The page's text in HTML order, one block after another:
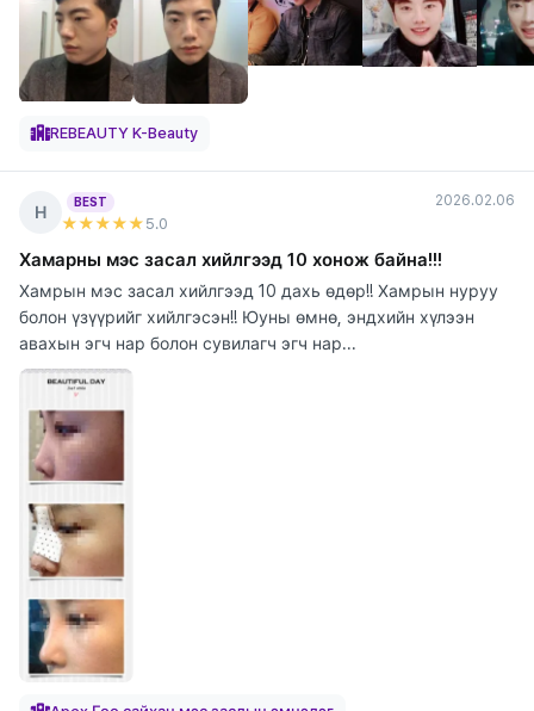
REBEAUTY K-Beauty
Н
BEST
★★★★★ 5.0
2026.02.06
Хамарны мэс засал хийлгээд 10 хонож байна!!!
Хамрын мэс засал хийлгээд 10 дахь өдөр!! Хамрын нуруу
болон үзүүрийг хийлгэсэн!! Юуны өмнө, эндхийн хүлээн
авахын эгч нар болон сувилагч эгч нар...